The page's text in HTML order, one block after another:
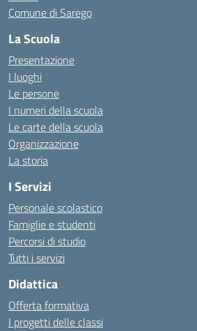
Comune di Sarego
La Scuola
Presentazione
I luoghi
Le persone
I numeri della scuola
Le carte della scuola
Organizzazione
La storia
I Servizi
Personale scolastico
Famiglie e studenti
Percorsi di studio
Tutti i servizi
Didattica
Offerta formativa
I progetti delle classi